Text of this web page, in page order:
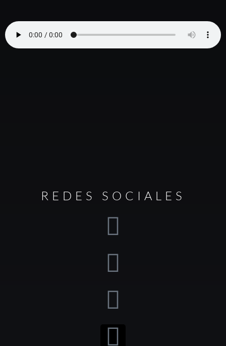
REDES SOCIALES